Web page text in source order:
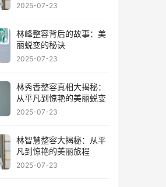
2025-07-23
林峰整容背后的故事：美
丽蜕变的秘诀
2025-07-23
林秀香整容真相大揭秘：
从平凡到惊艳的美丽蜕变
2025-07-23
林智慧整容大揭秘：从平
凡到惊艳的美丽旅程
2025-07-23